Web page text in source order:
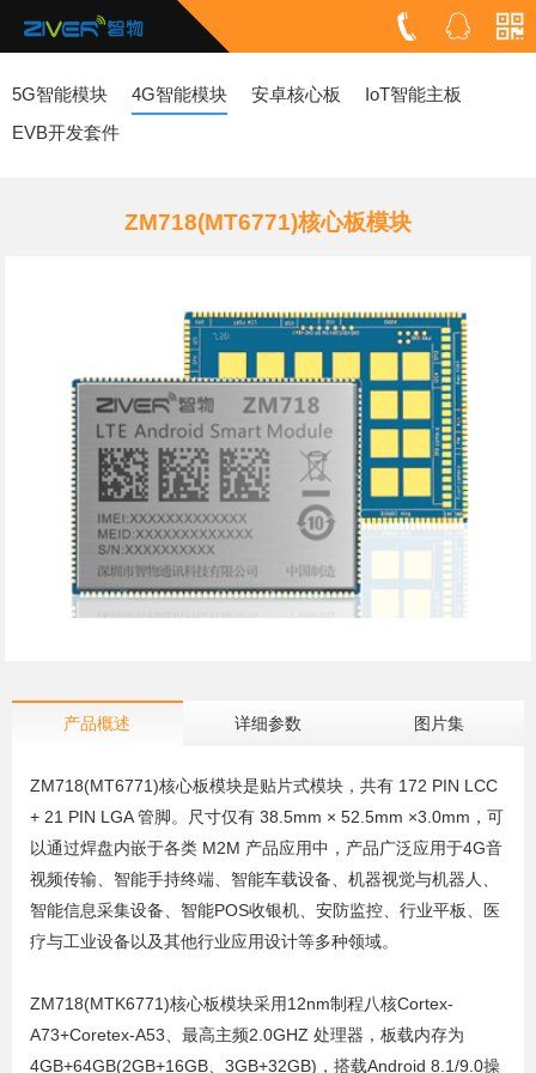
5G智能模块 4G智能模块 安卓核心板
IoT智能主板
EVB开发套件
ZM718(MT6771)核心板模块
产品概述 详细参数 图片集
ZM718(MT6771)核心板模块是贴片式模块，共有 172 PIN LCC
+ 21 PIN LGA 管脚。尺寸仅有 38.5mm × 52.5mm ×3.0mm，可
以通过焊盘内嵌于各类 M2M 产品应用中，产品广泛应用于4G音
视频传输、智能手持终端、智能车载设备、机器视觉与机器人、
智能信息采集设备、智能POS收银机、安防监控、行业平板、医
疗与工业设备以及其他行业应用设计等多种领域。
ZM718(MTK6771)核心板模块采用12nm制程八核Cortex-
A73+Coretex-A53、最高主频2.0GHZ 处理器，板载内存为
4GB+64GB(2GB+16GB、3GB+32GB)，搭载Android 8.1/9.0操